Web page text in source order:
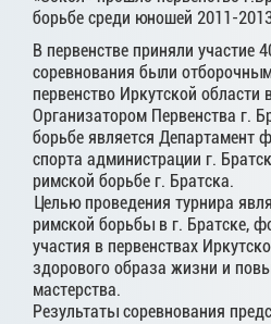
борьбе среди юношей 2011-
В первенстве приняли участие
соревнования были
первенство Иркутской области
Организатором Первенства г.
борьбе является Департамент
спорта администрации г.
римской борьбе г. Братска.
Целью проведения турнира
римской борьбы в г. Братске,
участия в первенствах
здорового образа жизни и
мастерства.
Результаты соревнования